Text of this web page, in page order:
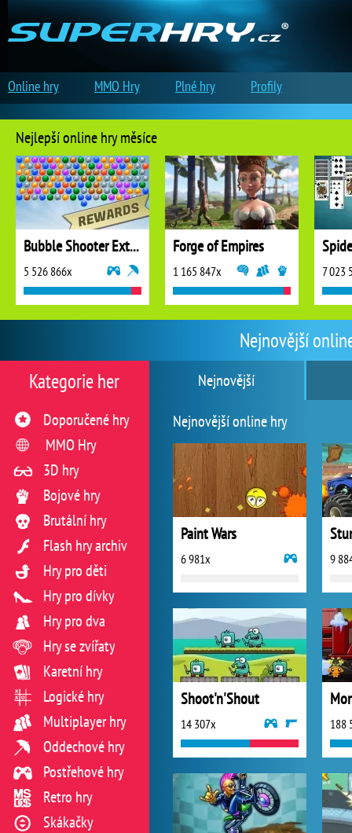
Nejnovější
Nejnovější
Nejnovější online hry
Paint Wars
6 981x 9
Shoot'n'Shout
14 307x 188
Kategorie her
Doporučené hry
MMO Hry
3D hry
Bojové hry
Brutální hry
Flash hry archiv
Hry pro děti
Hry pro dívky
Hry pro dva
Hry se zvířaty
Karetní hry
Logické hry
Multiplayer hry
Oddechové hry
Postřehové hry
Retro hry
Skákačky
Nejlepší online hry měsíce
Bubble Shooter Extreme
5 526 866x
Forge of Empires
1 165 847x 7 023
Online hry MMO Hry Plné hry Profily